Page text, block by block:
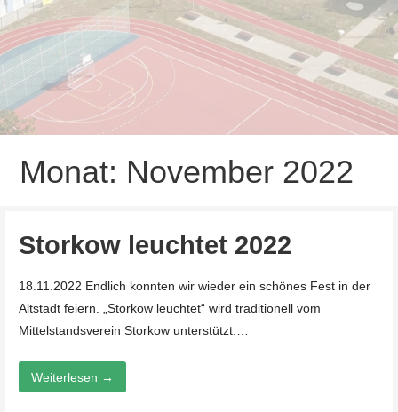
Monat: November 2022
Storkow leuchtet 2022
18.11.2022 Endlich konnten wir wieder ein schönes Fest in der
Altstadt feiern. „Storkow leuchtet“ wird traditionell vom
Mittelstandsverein Storkow unterstützt.…
Weiterlesen →